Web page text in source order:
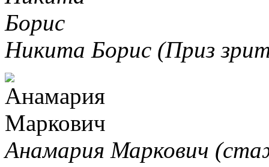
Никита Борис (Приз
Анамария Маркович